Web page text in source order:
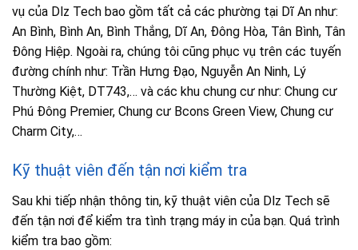
vụ của Dlz Tech bao gồm tất cả các phường tại Dĩ An như:
An Bình, Bình An, Bình Thắng, Dĩ An, Đông Hòa, Tân Bình, Tân
Đông Hiệp. Ngoài ra, chúng tôi cũng phục vụ trên các tuyến
đường chính như: Trần Hưng Đạo, Nguyễn An Ninh, Lý
Thường Kiệt, DT743,… và các khu chung cư như: Chung cư
Phú Đông Premier, Chung cư Bcons Green View, Chung cư
Charm City,…
Kỹ thuật viên đến tận nơi kiểm tra
Sau khi tiếp nhận thông tin, kỹ thuật viên của Dlz Tech sẽ
đến tận nơi để kiểm tra tình trạng máy in của bạn. Quá trình
kiểm tra bao gồm: